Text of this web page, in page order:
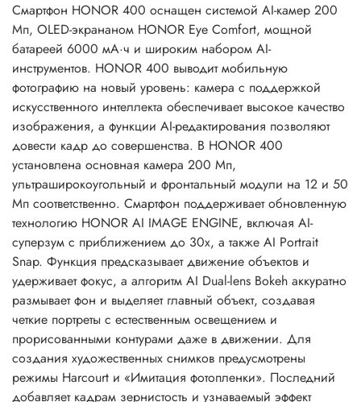
Смартфон HONOR 400 оснащен системой AI-камер 200
Мп, OLED-экрананом HONOR Eye Comfort, мощной
батареей 6000 мА·ч и широким набором AI-
инструментов. HONOR 400 выводит мобильную
фотографию на новый уровень: камера с поддержкой
искусственного интеллекта обеспечивает высокое качество
изображения, а функции AI-редактирования позволяют
довести кадр до совершенства. В HONOR 400
установлена основная камера 200 Мп,
ультраширокоугольный и фронтальный модули на 12 и 50
Мп соответственно. Смартфон поддерживает обновленную
технологию HONOR AI IMAGE ENGINE, включая AI-
суперзум с приближением до 30x, а также AI Portrait
Snap. Функция предсказывает движение объектов и
удерживает фокус, а алгоритм AI Dual-lens Bokeh аккуратно
размывает фон и выделяет главный объект, создавая
четкие портреты с естественным освещением и
прорисованными контурами даже в движении. Для
создания художественных снимков предусмотрены
режимы Harcourt и «Имитация фотопленки». Последний
добавляет кадрам зернистость и узнаваемый эффект